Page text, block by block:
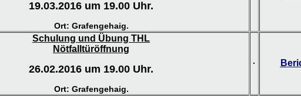
19.03.2016 um 19.00 Uhr.
Ort: Grafengehaig.
Schulung und Übung THL
Nötfalltüröffnung
26.02.2016 um 19.00 Uhr.
Ort: Grafengehaig.